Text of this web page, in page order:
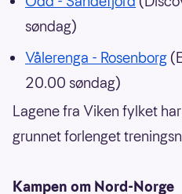
søndag)
Vålerenga - Rosenborg
20.00 søndag)
Lagene fra Viken fylket
grunnet forlenget
Kampen om Nord-Norge